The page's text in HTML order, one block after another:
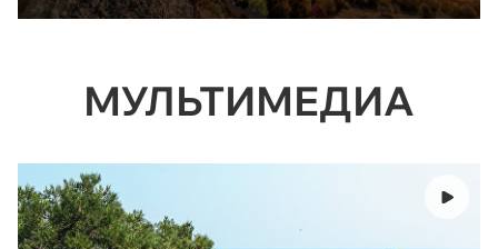
МУЛЬТИМЕДИА